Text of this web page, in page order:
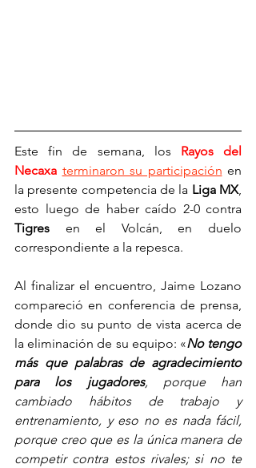
Este fin de semana, los Rayos del
Necaxa terminaron su participación en
la presente competencia de la Liga MX,
Tigres en el Volcán, en duelo
correspondiente a la repesca.
Al finalizar el encuentro, Jaime Lozano
compareció en conferencia de prensa,
donde dio su punto de vista acerca de
la eliminación de su equipo: «No tengo
más que palabras de agradecimiento
para los jugadores, porque han
cambiado hábitos de trabajo y
entrenamiento, y eso no es nada fácil,
porque creo que es la única manera de
competir contra estos rivales; si no te